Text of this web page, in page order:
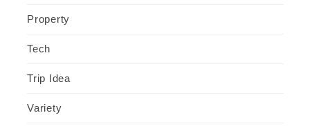
Property
Tech
Trip Idea
Variety